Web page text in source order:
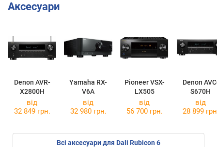
Аксесуари
Denon AVR-
X2800H
Yamaha RX-
V6A
Pioneer VSX-
LX505
Denon
S670H
від
32 849 грн.
від
32 980 грн.
від
56 700 грн.
від
28 899
Всі аксесуари для Dali Rubicon 6